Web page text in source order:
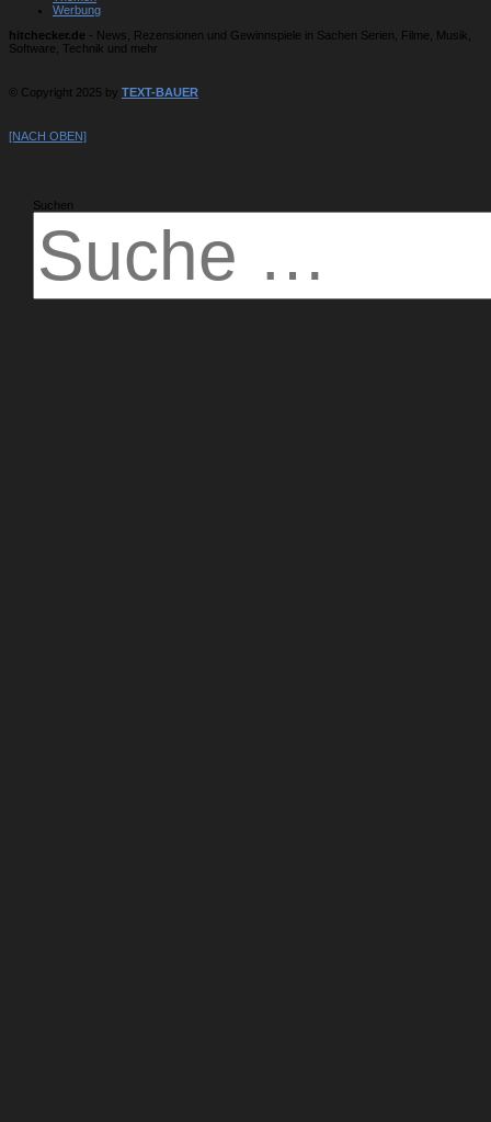
Werbung
hitchecker.de - News, Rezensionen und Gewinnspiele in Sachen Serien, Filme, Musik,
Software, Technik und mehr
© Copyright 2025 by TEXT-BAUER
[NACH OBEN]
Suchen